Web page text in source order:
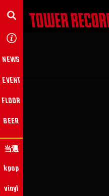
NEWS
EVENT
当選
FLOOR
BEER
kpop
vinyl